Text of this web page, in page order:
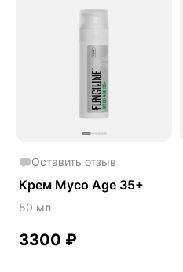
Оставить отзыв
Крем Myco Age 35+
50 мл
3300 ₽